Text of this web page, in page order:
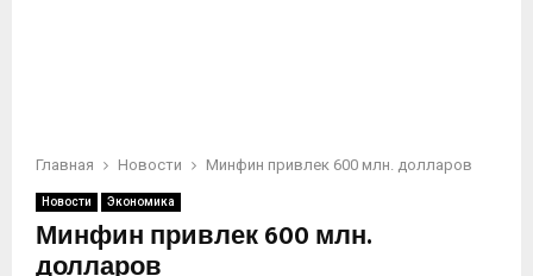
Главная Новости Минфин привлек 600 млн. долларов
Новости Экономика
Минфин привлек 600 млн.
долларов